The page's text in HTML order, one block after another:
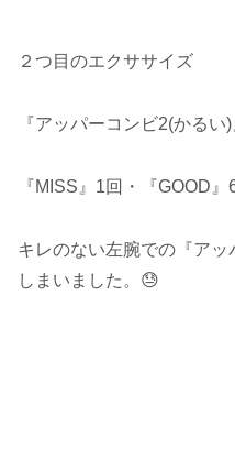
２つ目のエクササイズ
『アッパーコンビ2(かるい)
『MISS』1回・『GOOD
キレのない左腕での『ア
しまいました。😓